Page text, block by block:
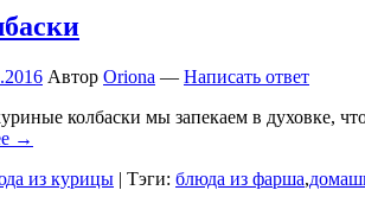
Автор Oriona — Написать ответ
колбаски мы запекаем в духовке,
→
из курицы | Тэги: блюда из фарша,